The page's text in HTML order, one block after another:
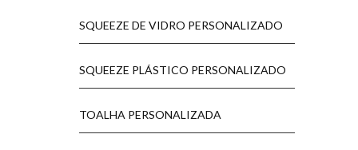
SQUEEZE DE VIDRO PERSONALIZADO
SQUEEZE PLÁSTICO PERSONALIZADO
TOALHA PERSONALIZADA